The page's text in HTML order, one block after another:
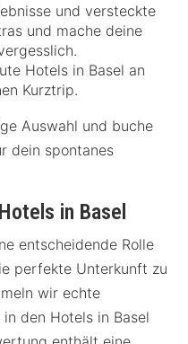
und versteckte
und mache deine
Hotels in Basel an
Kurztrip.
Auswahl und buche
dein spontanes
in Basel
entscheidende Rolle
perfekte Unterkunft zu
wir echte
den Hotels in Basel